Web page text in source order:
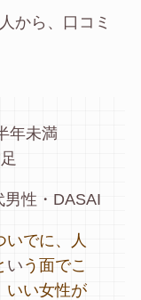
から、口コミ
年未満
男性・DASAI
いでに、人
い う面でこ
いい女性が